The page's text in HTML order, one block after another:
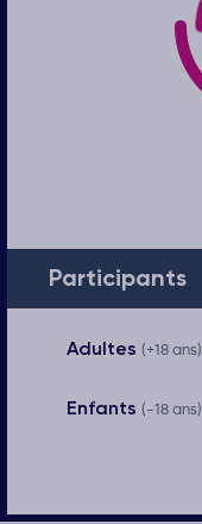
Participants
Adultes (+18 ans)
Enfants (-18 ans)